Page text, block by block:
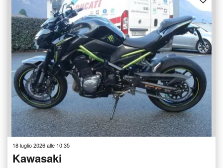
18 luglio 2026 alle 10:35
Kawasaki